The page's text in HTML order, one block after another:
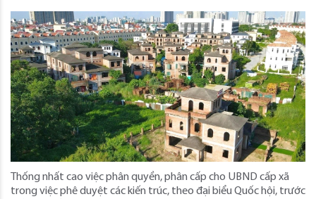
Thống nhất cao việc phân quyền, phân cấp cho UBND cấp xã
trong việc phê duyệt các kiến trúc, theo đại biểu Quốc hội, trước